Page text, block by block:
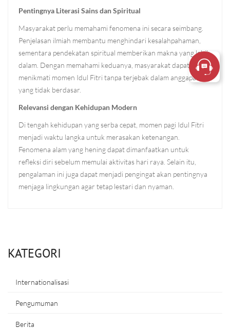
Pentingnya Literasi Sains dan Spiritual
Masyarakat perlu memahami fenomena ini secara seimbang.
Penjelasan ilmiah membantu menghindari kesalahpahaman,
sementara pendekatan spiritual memberikan makna yang lebih
dalam. Dengan memahami keduanya, masyarakat dapat
menikmati momen Idul Fitri tanpa terjebak dalam anggapan
yang tidak berdasar.
Relevansi dengan Kehidupan Modern
Di tengah kehidupan yang serba cepat, momen pagi Idul Fitri
menjadi waktu langka untuk merasakan ketenangan.
Fenomena alam yang hening dapat dimanfaatkan untuk
refleksi diri sebelum memulai aktivitas hari raya. Selain itu,
pengalaman ini juga dapat menjadi pengingat akan pentingnya
menjaga lingkungan agar tetap lestari dan nyaman.
KATEGORI
Internationalisasi
Pengumuman
Berita